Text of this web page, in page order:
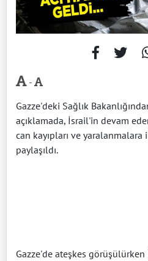
-
Gazze'deki Sağlık
açıklamada, İsrail'in devam
can kayıpları ve
paylaşıldı.
Gazze'de ateşkes